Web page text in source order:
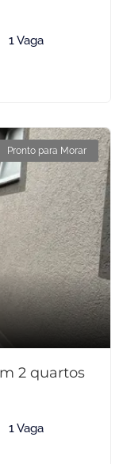
1 Vaga
Pronto para Morar
2 quartos
1 Vaga